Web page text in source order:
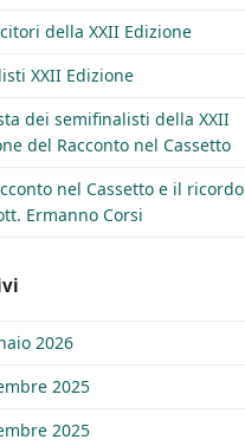
della XXII Edizione
XXII Edizione
dei semifinalisti della XXII
del Racconto nel Cassetto
nel Cassetto e il ricordo
Ermanno Corsi
2026
2025
2025